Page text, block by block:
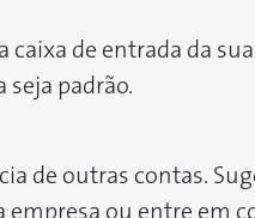
de entrada da
seja padrão.
de outras contas.
ou entre em